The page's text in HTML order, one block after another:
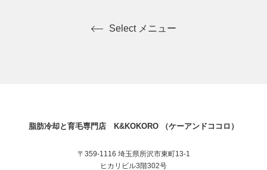
Select メニュー
脂肪冷却と育毛専門店 K&KOKORO （ケーアンドココロ）
〒359-1116 埼玉県所沢市東町13-1
ヒカリビル3階302号